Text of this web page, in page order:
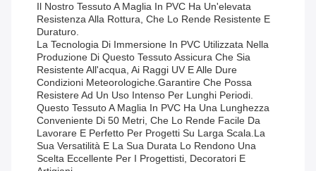
Il Nostro Tessuto A Maglia In PVC Ha Un'elevata
Resistenza Alla Rottura, Che Lo Rende Resistente E
Duraturo.
La Tecnologia Di Immersione In PVC Utilizzata Nella
Produzione Di Questo Tessuto Assicura Che Sia
Resistente All'acqua, Ai Raggi UV E Alle Dure
Condizioni Meteorologiche.garantire Che Possa
Resistere Ad Un Uso Intenso Per Lunghi Periodi.
Questo Tessuto A Maglia In PVC Ha Una Lunghezza
Conveniente Di 50 Metri, Che Lo Rende Facile Da
Lavorare E Perfetto Per Progetti Su Larga Scala.La
Sua Versatilità E La Sua Durata Lo Rendono Una
Scelta Eccellente Per I Progettisti, Decoratori E